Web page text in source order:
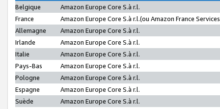
Belgique
Amazon Europe Core S.à r.l.
France
Amazon Europe Core S.à r.l.(ou Amazon France
Allemagne
Amazon Europe Core S.à r.l.
Irlande
Amazon Europe Core S.à r.l.
Italie
Amazon Europe Core S.à r.l.
Pays-Bas
Amazon Europe Core S.à r.l.
Pologne
Amazon Europe Core S.à r.l.
Espagne
Amazon Europe Core S.à r.l.
Suède
Amazon Europe Core S.à r.l.